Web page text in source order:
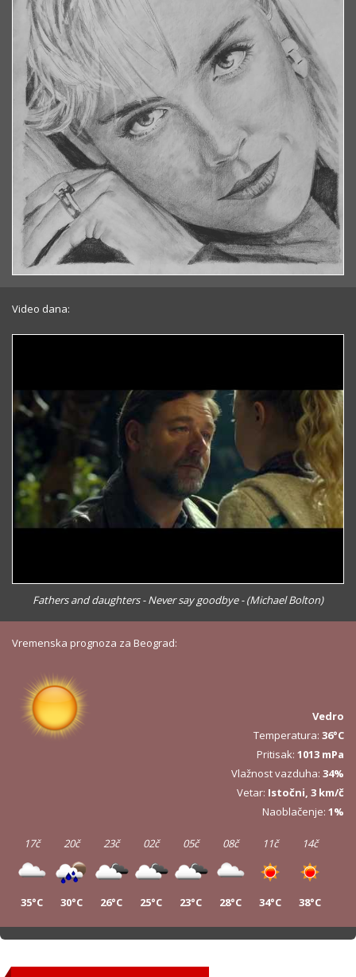
Video dana:
Fathers and daughters - Never say goodbye - (Michael Bolton)
Vremenska prognoza za Beograd:
Vedro
Temperatura: 36°C
Pritisak: 1013 mPa
Vlažnost vazduha: 34%
Vetar: Istočni, 3 km/č
Naoblačenje: 1%
17č
35°C
20č
30°C
23č
26°C
02č
25°C
05č
23°C
08č
28°C
11č
34°C
14č
38°C